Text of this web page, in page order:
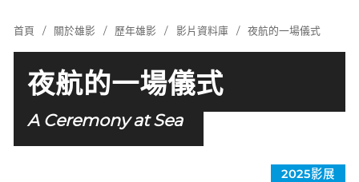
首頁 關於雄影 歷年雄影 影片資料庫 夜航的一場儀式
夜航的一場儀式
A Ceremony at Sea
2025影展